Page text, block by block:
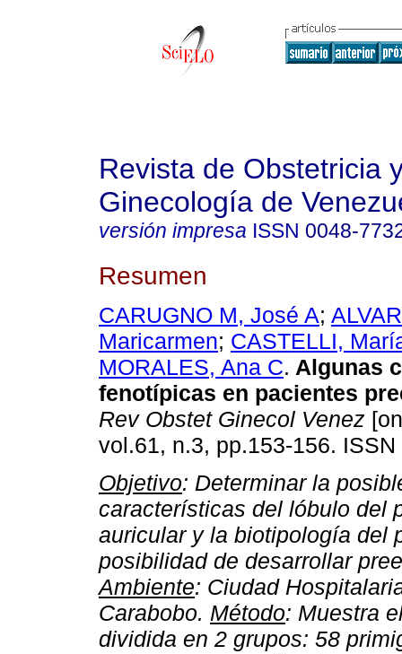
Revista de Obstetricia
Ginecología de
versión impresa ISSN 0048-
Resumen
CARUGNO M, José A;
Maricarmen; CASTELLI,
MORALES, Ana C. Algunas
fenotípicas en pacientes
Rev Obstet Ginecol Venez
vol.61, n.3, pp.153-156.
Objetivo: Determinar la
características del lóbulo del
auricular y la biotipología del
posibilidad de desarrollar
Ambiente: Ciudad
Carabobo. Método: Muestra
dividida en 2 grupos: 58